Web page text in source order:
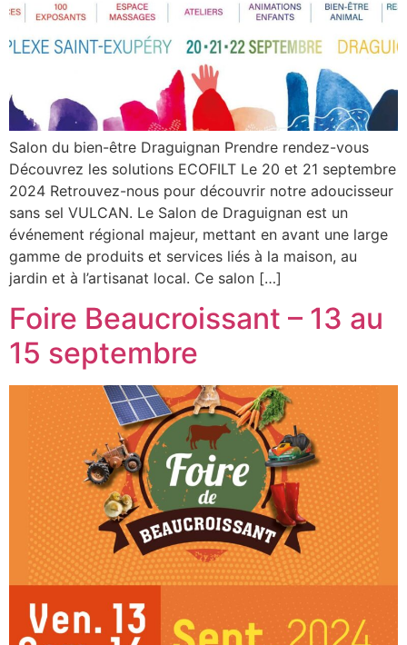
Salon du bien-être Draguignan Prendre rendez-vous
Découvrez les solutions ECOFILT Le 20 et 21 septembre
2024 Retrouvez-nous pour découvrir notre adoucisseur
sans sel VULCAN. Le Salon de Draguignan est un
événement régional majeur, mettant en avant une large
gamme de produits et services liés à la maison, au
jardin et à l’artisanat local. Ce salon […]
Foire Beaucroissant – 13 au
15 septembre